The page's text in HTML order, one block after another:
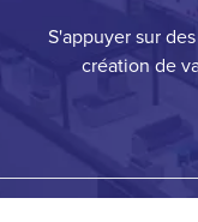
S'appuyer sur
création de